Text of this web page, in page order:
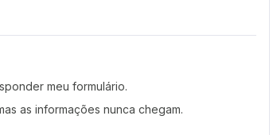
meu formulário.
as informações nunca chegam.